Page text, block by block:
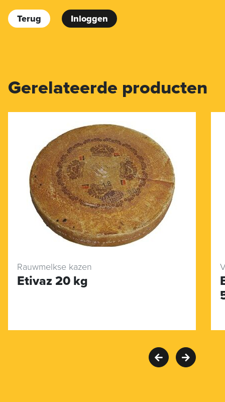
Terug Inloggen
Gerelateerde producten
Rauwmelkse kazen
Etivaz 20 kg